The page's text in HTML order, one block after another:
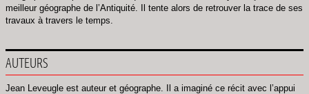
meilleur géographe de l’Antiquité. Il tente alors de retrouver la trace de ses
travaux à travers le temps.
AUTEURS
Jean Leveugle est auteur et géographe. Il a imaginé ce récit avec l’appui